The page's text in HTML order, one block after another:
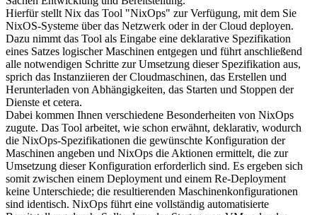
Hierfür stellt Nix das Tool "NixOps" zur Verfügung, mit dem Sie
NixOS-Systeme über das Netzwerk oder in der Cloud deployen.
Dazu nimmt das Tool als Eingabe eine deklarative Spezifikation
eines Satzes logischer Maschinen entgegen und führt anschließend
alle notwendigen Schritte zur Umsetzung dieser Spezifikation aus,
sprich das Instanziieren der Cloudmaschinen, das Erstellen und
Herunterladen von Abhängigkeiten, das Starten und Stoppen der
Dienste et cetera.
Dabei kommen Ihnen verschiedene Besonderheiten von NixOps
zugute. Das Tool arbeitet, wie schon erwähnt, deklarativ, wodurch
die NixOps-Spezifikationen die gewünschte Konfiguration der
Maschinen angeben und NixOps die Aktionen ermittelt, die zur
Umsetzung dieser Konfiguration erforderlich sind. Es ergeben sich
somit zwischen einem Deployment und einem Re-Deployment
keine Unterschiede; die resultierenden Maschinenkonfigurationen
sind identisch. NixOps führt eine vollständig automatisierte